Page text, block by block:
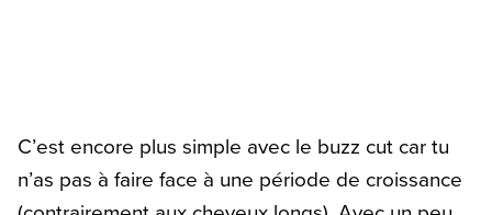
C’est encore plus simple avec le buzz cut car tu
n’as pas à faire face à une période de croissance